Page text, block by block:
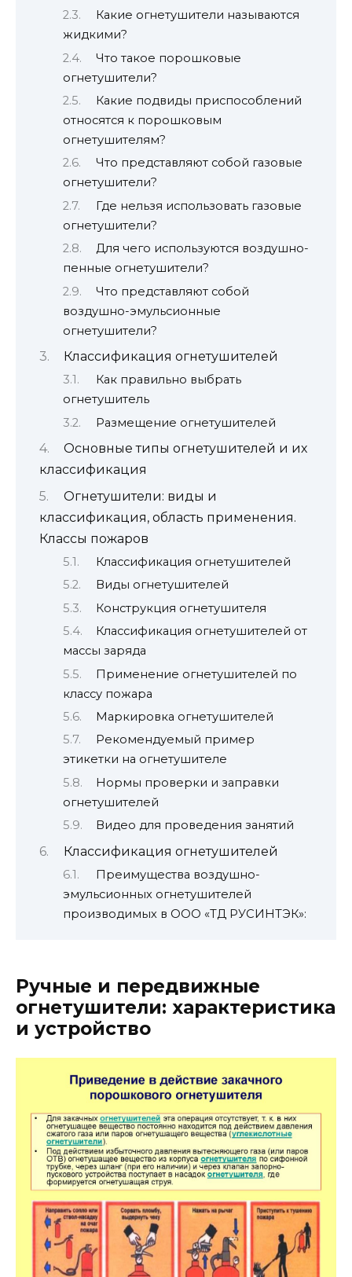
Какие огнетушители называются
жидкими?
Что такое порошковые
огнетушители?
Какие подвиды приспособлений
относятся к порошковым
огнетушителям?
Что представляют собой газовые
огнетушители?
Где нельзя использовать газовые
огнетушители?
Для чего используются воздушно-
пенные огнетушители?
Что представляют собой
воздушно-эмульсионные
огнетушители?
Классификация огнетушителей
Как правильно выбрать
огнетушитель
Размещение огнетушителей
Основные типы огнетушителей и их
классификация
Огнетушители: виды и
классификация, область применения.
Классы пожаров
Классификация огнетушителей
Виды огнетушителей
Конструкция огнетушителя
Классификация огнетушителей от
массы заряда
Применение огнетушителей по
классу пожара
Маркировка огнетушителей
Рекомендуемый пример
этикетки на огнетушителе
Нормы проверки и заправки
огнетушителей
Видео для проведения занятий
Классификация огнетушителей
Преимущества воздушно-
эмульсионных огнетушителей
производимых в ООО «ТД РУСИНТЭК»:
Ручные и передвижные
огнетушители: характеристика
и устройство